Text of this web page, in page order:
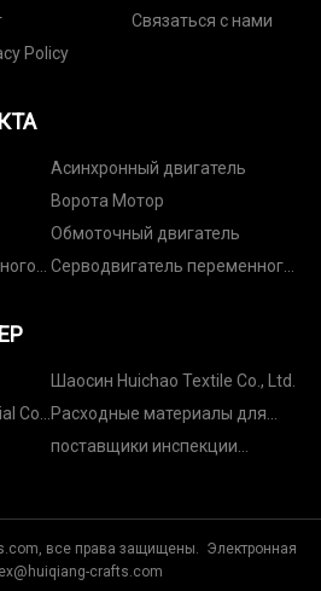
Связаться с нами
Policy
Асинхронный двигатель
Ворота Мотор
Обмоточный двигатель
Серводвигатель переменного
Шаосин Huichao Textile Co., Ltd.
Co., Расходные материалы для
притирки и полировки
поставщики инспекции
все права защищены. Электронная
crafts.com